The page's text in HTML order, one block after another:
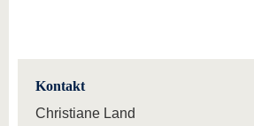
Kontakt
Christiane Land